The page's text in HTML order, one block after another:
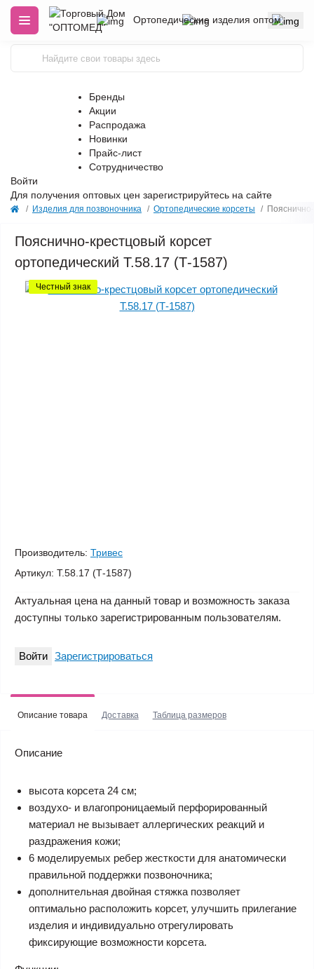
Ортопедические изделия оптом
Бренды
Акции
Распродажа
Новинки
Прайс-лист
Сотрудничество
Войти
Для получения оптовых цен зарегистрируйтесь на сайте
Изделия для позвоночника Ортопедические корсеты
Пояснично-крестцовый корсет
ортопедический Т.58.17 (Т-1587)
Честный знак
Производитель: Тривес
Артикул: Т.58.17 (Т-1587)
Актуальная цена на данный товар и возможность заказа
доступны только зарегистрированным пользователям.
Войти Зарегистрироваться
Описание товара Доставка Таблица размеров
Описание
высота корсета 24 см;
воздухо- и влагопроницаемый перфорированный
материал не вызывает аллергических реакций и
раздражения кожи;
6 моделируемых ребер жесткости для анатомически
правильной поддержки позвоночника;
дополнительная двойная стяжка позволяет
оптимально расположить корсет, улучшить прилегание
изделия и индивидуально отрегулировать
фиксирующие возможности корсета.